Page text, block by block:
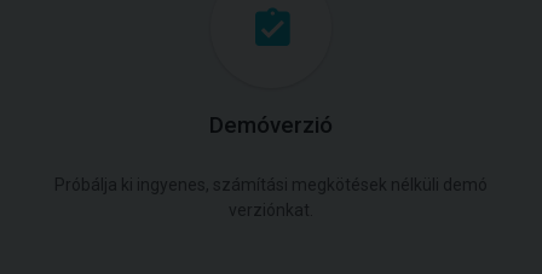
Demóverzió
Próbálja ki ingyenes, számítási megkötések nélküli demó
verziónkat.